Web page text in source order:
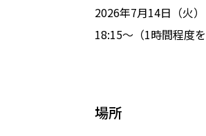
2026年7月14日（火）
18:15〜（1時間程度を
場所